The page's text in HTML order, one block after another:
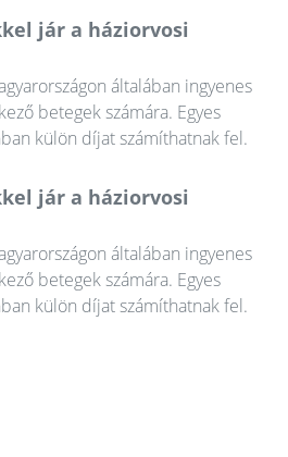
jár a háziorvosi
általában ingyenes
betegek számára. Egyes
külön díjat számíthatnak fel.
jár a háziorvosi
általában ingyenes
betegek számára. Egyes
külön díjat számíthatnak fel.